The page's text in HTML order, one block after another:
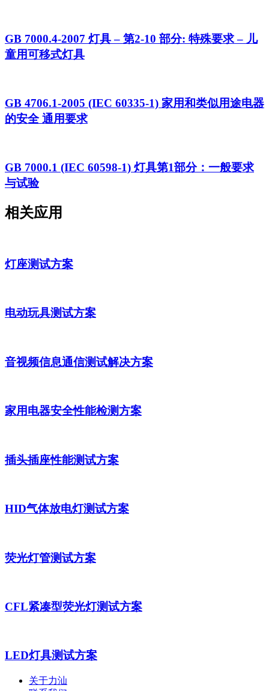
GB 7000.4-2007 灯具 – 第2-10 部分: 特殊要求 – 儿
童用可移式灯具
GB 4706.1-2005 (IEC 60335-1) 家用和类似用途电器
的安全 通用要求
GB 7000.1 (IEC 60598-1) 灯具第1部分：一般要求
与试验
相关应用
灯座测试方案
电动玩具测试方案
音视频信息通信测试解决方案
家用电器安全性能检测方案
插头插座性能测试方案
HID气体放电灯测试方案
荧光灯管测试方案
CFL紧凑型荧光灯测试方案
LED灯具测试方案
关于力汕